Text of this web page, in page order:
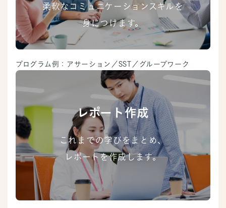
柔軟なコミュニケーションスキルを
身につけます。
プログラム例：アサーション／SST／グループワーク
レポート作成
これまでの学びをまとめ、
レポートを作成します。